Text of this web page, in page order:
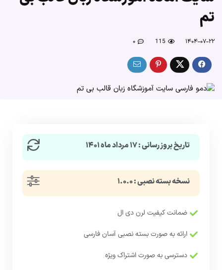
تم
۱۴۰۴-۰۷-۲۲ 115 ۰
تاریخ بروزرسانی : ۱۷ مرداد ماه ۱۴۰۱
نسخه بسته نصبی : ۱.۰.۰
ضمانت کیفیت لرن دی ال
ارائه به صورت بسته نصبی آسان فارسی
دسترسی به صورت اشتراک ویژه